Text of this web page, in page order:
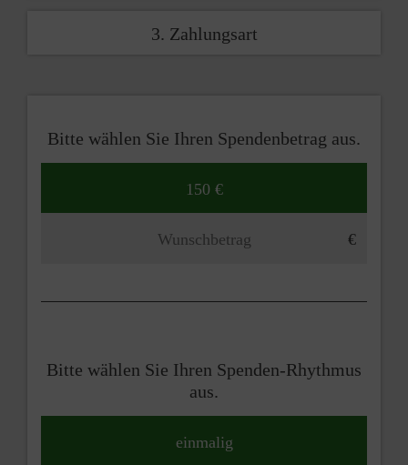
3. Zahlungsart
Bitte wählen Sie Ihren Spendenbetrag aus.
150 €
Bitte wählen Sie Ihren Spenden-Rhythmus
aus.
einmalig